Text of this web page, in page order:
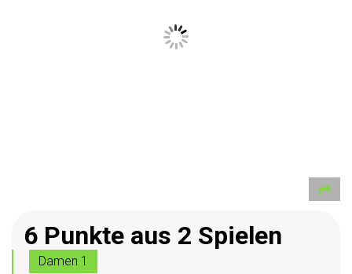
6 Punkte aus 2 Spielen
Damen 1